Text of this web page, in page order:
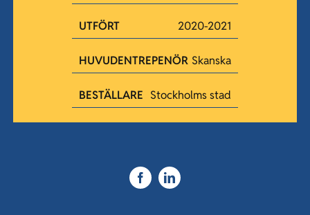
UTFÖRT 2020-2021
HUVUDENTREPENÖR Skanska
BESTÄLLARE Stockholms stad